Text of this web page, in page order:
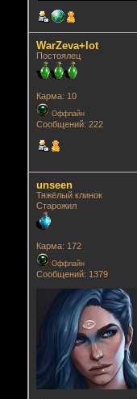
WarZeva+lot
Постоялец
Карма: 10
Оффлайн
Сообщений: 222
unseen
Тяжёлый клинок
Старожил
Карма: 172
Оффлайн
Сообщений: 1379